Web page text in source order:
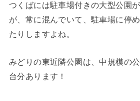
つくばには駐車場付きの大型公園
が、常に混んでいて、駐車場に停
たりしますよね。
みどりの東近隣公園は、中規模の
台分あります！